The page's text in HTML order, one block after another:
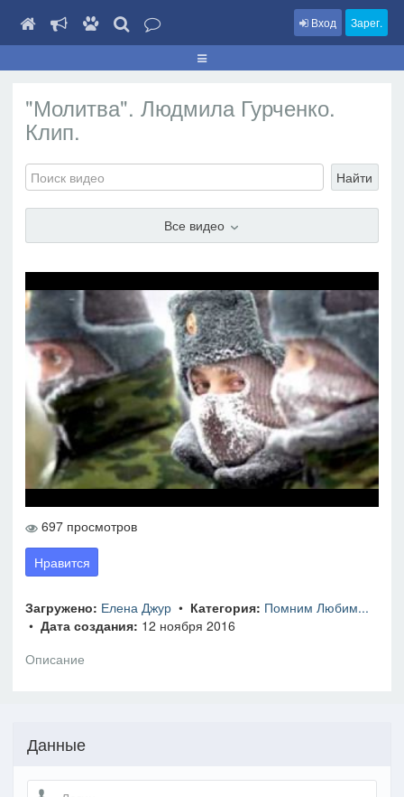
Вход Зарег.
"Молитва". Людмила Гурченко.
Клип.
Найти
Все видео
697 просмотров
Нравится
Загружено: Елена Джур • Категория: Помним Любим...
• Дата создания: 12 ноября 2016
Описание
Данные